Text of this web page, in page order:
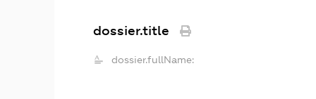
dossier.title
dossier.fullName: